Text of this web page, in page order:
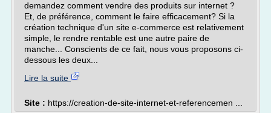
demandez comment vendre des produits sur internet ?
Et, de préférence, comment le faire efficacement? Si la
création technique d'un site e-commerce est relativement
simple, le rendre rentable est une autre paire de
manche... Conscients de ce fait, nous vous proposons ci-
dessous les deux...
Lire la suite
Site : https://creation-de-site-internet-et-referencemen ...